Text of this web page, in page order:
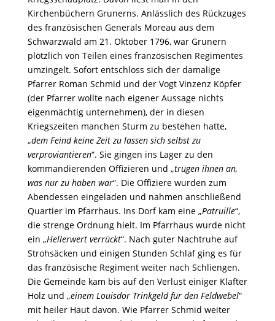
Kirchenbüchern Grunerns. Anlässlich des Rückzuges
des französischen Generals Moreau aus dem
Schwarzwald am 21. Oktober 1796, war Grunern
plötzlich von Teilen eines französischen Regimentes
umzingelt. Sofort entschloss sich der damalige
Pfarrer Roman Schmid und der Vogt Vinzenz Köpfer
(der Pfarrer wollte nach eigener Aussage nichts
eigenmächtig unternehmen), der in diesen
Kriegszeiten manchen Sturm zu bestehen hatte,
„dem Feind keine Zeit zu lassen sich selbst zu
verproviantieren“. Sie gingen ins Lager zu den
kommandierenden Offizieren und „trugen ihnen an,
was nur zu haben war“. Die Offiziere wurden zum
Abendessen eingeladen und nahmen anschließend
Quartier im Pfarrhaus. Ins Dorf kam eine „Patruille“,
die strenge Ordnung hielt. Im Pfarrhaus wurde nicht
ein „Hellerwert verrückt“. Nach guter Nachtruhe auf
Strohsäcken und einigen Stunden Schlaf ging es für
das französische Regiment weiter nach Schliengen.
Die Gemeinde kam bis auf den Verlust einiger Klafter
Holz und „einem Louisdor Trinkgeld für den Feldwebel“
mit heiler Haut davon. Wie Pfarrer Schmid weiter